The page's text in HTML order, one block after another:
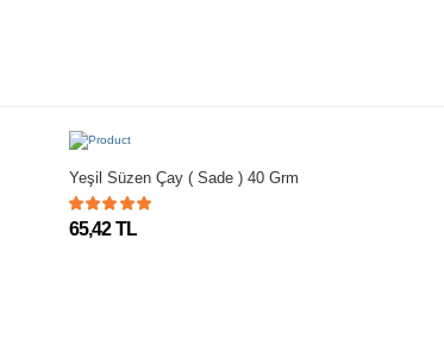
Yeşil Süzen Çay ( Sade ) 40 Grm
65,42 TL